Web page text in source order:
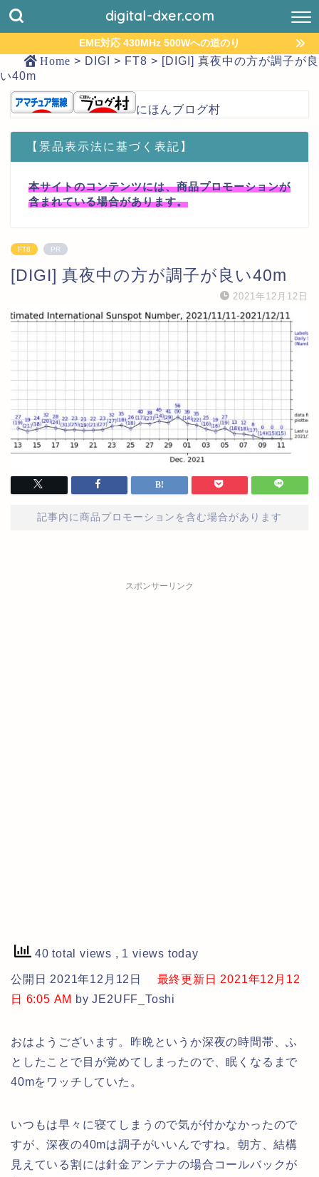
digital-dxer.com
EME対応 430MHz 500Wへの道のり
Home > DIGI > FT8 > [DIGI] 真夜中の方が調子が良
い40m
にほんブログ村
【景品表示法に基づく表記】
本サイトのコンテンツには、商品プロモーションが
含まれている場合があります。
FT8 PR
[DIGI] 真夜中の方が調子が良い40m
2021年12月12日
記事内に商品プロモーションを含む場合があります
スポンサーリンク
40 total views , 1 views today
公開日 2021年12月12日
最終更新日 2021年12月12
日 6:05 AM by JE2UFF_Toshi
おはようございます。昨晩というか深夜の時間帯、ふ
としたことで目が覚めてしまったので、眠くなるまで
40mをワッチしていた。
いつもは早々に寝てしまうので気が付かなかったので
すが、深夜の40mは調子がいいんですね。朝方、結構
見えている割には針金アンテナの場合コールバックが